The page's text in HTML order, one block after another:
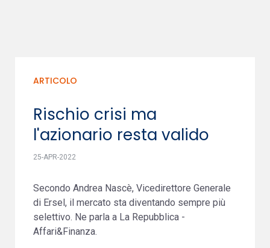
ARTICOLO
Rischio crisi ma
l'azionario resta valido
25-APR-2022
Secondo Andrea Nascè, Vicedirettore Generale
di Ersel, il mercato sta diventando sempre più
selettivo. Ne parla a La Repubblica -
Affari&Finanza.